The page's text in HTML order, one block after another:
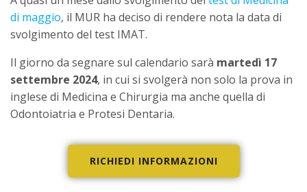
di maggio, il MUR ha deciso di rendere nota la data di
svolgimento del test IMAT.
Il giorno da segnare sul calendario sarà martedì 17
settembre 2024, in cui si svolgerà non solo la prova in
inglese di Medicina e Chirurgia ma anche quella di
Odontoiatria e Protesi Dentaria.
RICHIEDI INFORMAZIONI